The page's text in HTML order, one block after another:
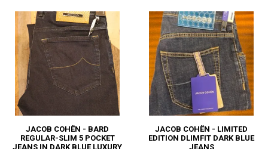
JACOB COHËN - BARD
REGULAR-SLIM 5 POCKET
JEANS IN DARK BLUE LUXURY
JACOB COHËN - LIMITED
EDITION DLIMFIT DARK BLUE
JEANS